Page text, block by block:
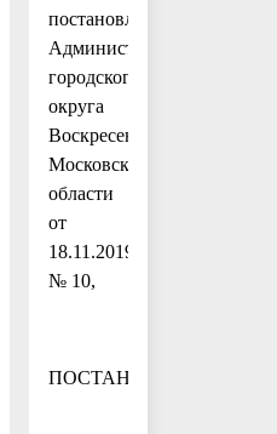
постановлением
Администрации
городского
округа
Воскресенск
Московской
области
от
18.11.2019
№ 10,
ПОСТАНОВЛЯЮ: